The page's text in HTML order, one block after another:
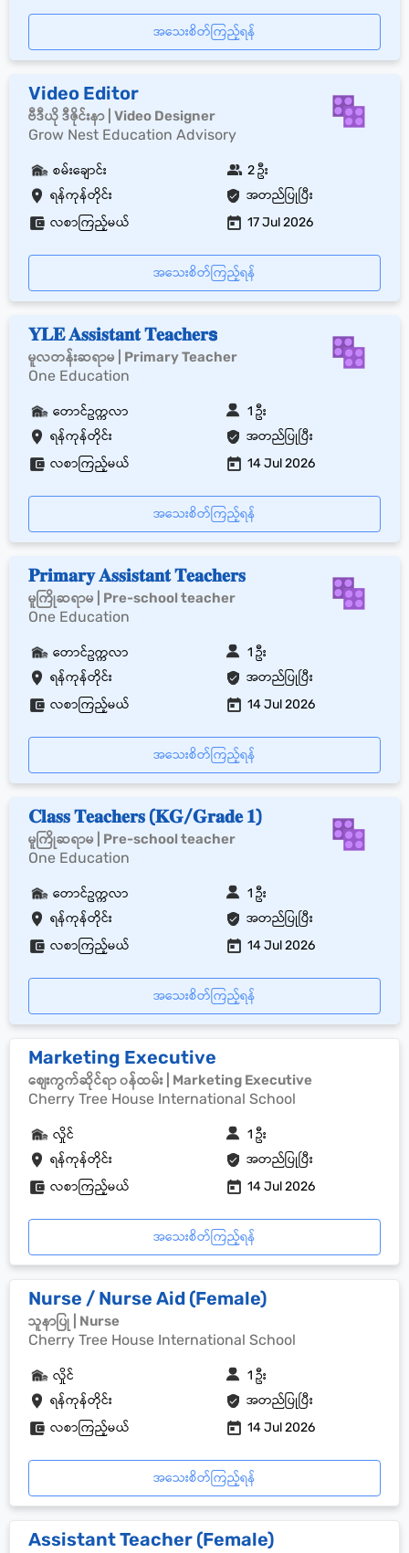
အသေးစိတ်ကြည့်ရန်
Video Editor
ဗီဒီယို ဒီဇိုင်းနာ | Video Designer
Grow Nest Education Advisory
ရန်ကုန်တိုင်း အတည်ပြုပြီး
စမ်းချောင်း 2 ဦး
လစာကြည့်မယ် 17 Jul 2026
အသေးစိတ်ကြည့်ရန်
𝐘𝐋𝐄 𝐀𝐬𝐬𝐢𝐬𝐭𝐚𝐧𝐭 𝐓𝐞𝐚𝐜𝐡𝐞𝐫𝘀
မူလတန်းဆရာမ | Primary Teacher
One Education
ရန်ကုန်တိုင်း အတည်ပြုပြီး
တောင်ဥက္ကလာ 1 ဦး
လစာကြည့်မယ် 14 Jul 2026
အသေးစိတ်ကြည့်ရန်
𝐏𝐫𝐢𝐦𝐚𝐫𝐲 𝐀𝐬𝐬𝐢𝐬𝐭𝐚𝐧𝐭 𝐓𝐞𝐚𝐜𝐡𝐞𝐫𝐬
မူကြိုဆရာမ | Pre-school teacher
One Education
ရန်ကုန်တိုင်း အတည်ပြုပြီး
တောင်ဥက္ကလာ 1 ဦး
လစာကြည့်မယ် 14 Jul 2026
အသေးစိတ်ကြည့်ရန်
𝐂𝐥𝐚𝐬𝐬 𝐓𝐞𝐚𝐜𝐡𝐞𝐫𝐬 (𝐊𝐆/𝐆𝐫𝐚𝐝𝐞 𝟏)
မူကြိုဆရာမ | Pre-school teacher
One Education
ရန်ကုန်တိုင်း အတည်ပြုပြီး
တောင်ဥက္ကလာ 1 ဦး
လစာကြည့်မယ် 14 Jul 2026
အသေးစိတ်ကြည့်ရန်
Marketing Executive
စျေးကွက်ဆိုင်ရာ ၀န်ထမ်း | Marketing Executive
Cherry Tree House International School
ရန်ကုန်တိုင်း အတည်ပြုပြီး
လှိုင် 1 ဦး
လစာကြည့်မယ် 14 Jul 2026
အသေးစိတ်ကြည့်ရန်
Nurse / Nurse Aid (Female)
သူနာပြု | Nurse
Cherry Tree House International School
ရန်ကုန်တိုင်း အတည်ပြုပြီး
လှိုင် 1 ဦး
လစာကြည့်မယ် 14 Jul 2026
အသေးစိတ်ကြည့်ရန်
Assistant Teacher (Female)